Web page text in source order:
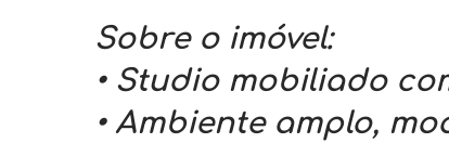
Sobre o imóvel:
• Studio mobiliado
• Ambiente amplo,